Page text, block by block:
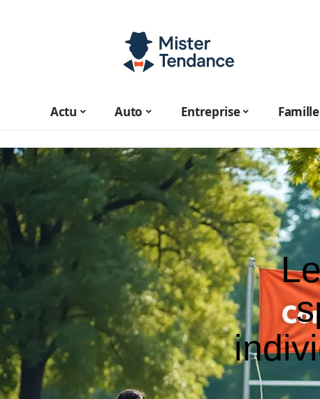
Actu Auto Entreprise Famille